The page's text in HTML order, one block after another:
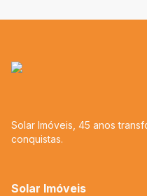
Solar Imóveis, 45 anos
conquistas.
Solar Imóveis